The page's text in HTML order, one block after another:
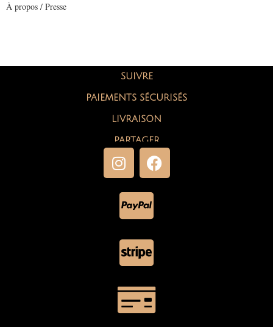
À propos / Presse
SUIVRE
PAIEMENTS SÉCURISÉS
LIVRAISON
PARTAGER